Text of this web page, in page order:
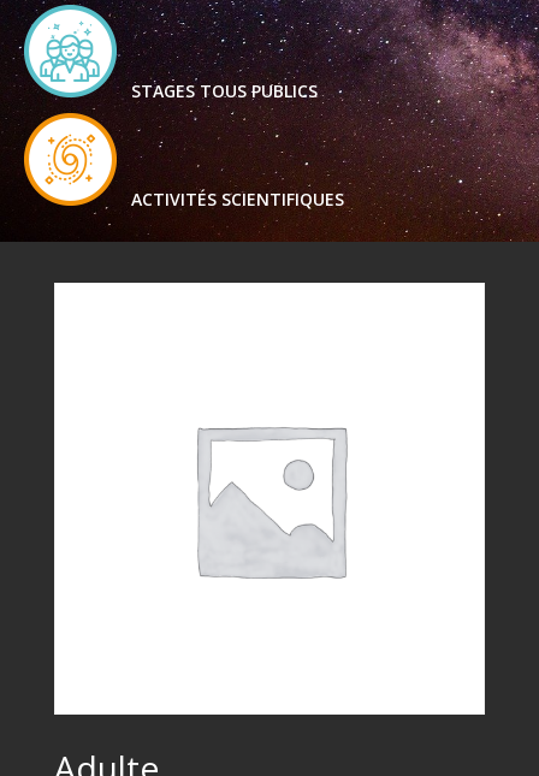
STAGES TOUS PUBLICS
ACTIVITÉS SCIENTIFIQUES